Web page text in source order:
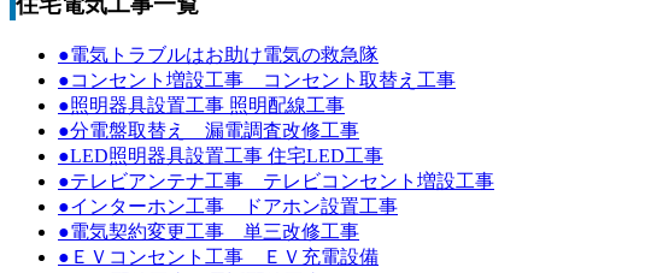
●電気トラブルはお助け電気の救急隊
●コンセント増設工事 コンセント取替え工事
●照明器具設置工事 照明配線工事
●分電盤取替え 漏電調査改修工事
●LED照明器具設置工事 住宅LED工事
●テレビアンテナ工事 テレビコンセント増設工事
●インターホン工事 ドアホン設置工事
●電気契約変更工事 単三改修工事
●ＥＶコンセント工事 ＥＶ充電設備